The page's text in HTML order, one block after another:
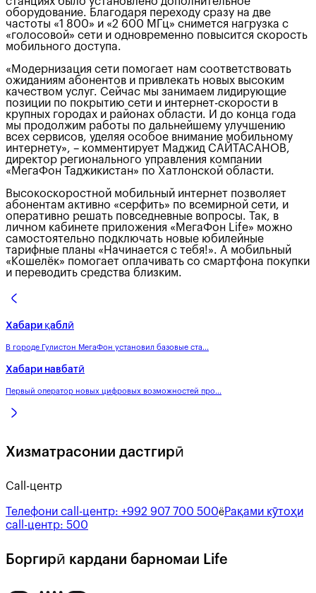
оборудование. Благодаря переходу сразу на две
частоты «1 800» и «2 600 МГц» снимется нагрузка с
«голосовой» сети и одновременно повысится скорость
мобильного доступа.
«Модернизация сети помогает нам соответствовать
ожиданиям абонентов и привлекать новых высоким
качеством услуг. Сейчас мы занимаем лидирующие
позиции по покрытию сети и интернет-скорости в
крупных городах и районах области. И до конца года
мы продолжим работы по дальнейшему улучшению
всех сервисов, уделяя особое внимание мобильному
интернету», – комментирует Маджид САЙТАСАНОВ,
директор регионального управления компании
«МегаФон Таджикистан» по Хатлонской области.
Высокоскоростной мобильный интернет позволяет
абонентам активно «серфить» по всемирной сети, и
оперативно решать повседневные вопросы. Так, в
личном кабинете приложения «МегаФон Life» можно
самостоятельно подключать новые юбилейные
тарифные планы «Начинается с тебя!». А мобильный
«Кошелёк» помогает оплачивать со смартфона покупки
и переводить средства близким.
Хабари қаблӣ
В городе Гулистон МегаФон установил базовые ста...
Хабари навбатӣ
Первый оператор новых цифровых возможностей про...
Хизматрасонии дастгирӣ
Call-центр
Телефони call-центр: +992 907 700 500ёРақами кӯтоҳи
call-центр: 500
Боргирӣ кардани барномаи Life